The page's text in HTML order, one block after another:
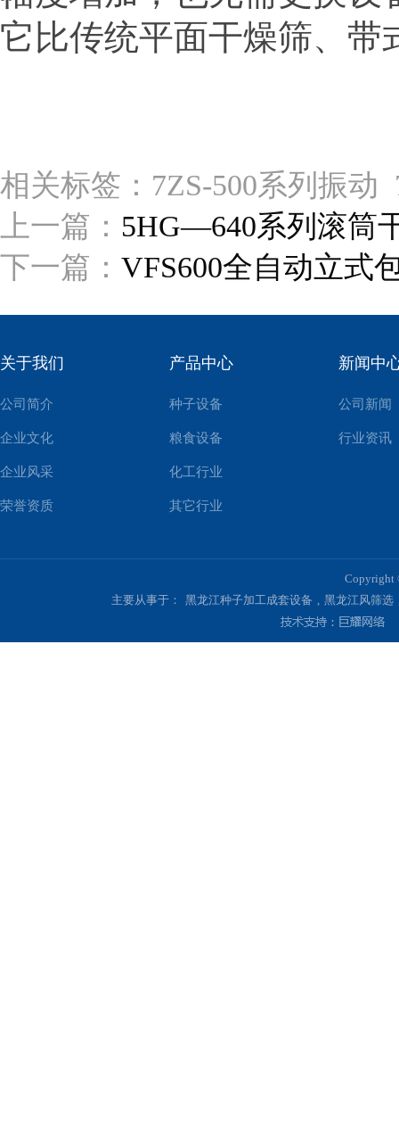
它比传统平面干燥筛、带
相关标签：7ZS-500系列振
上一篇： 5HG—640系列滚筒
下一篇： VFS600全自动立式
关于我们
公司简介
企业文化
企业风采
荣誉资质
产品中心
种子设备
粮食设备
化工行业
其它行业
新闻中
公司新闻
行业资讯
主要从事于：
黑龙江种子加工成套设备 , 黑龙江风筛选